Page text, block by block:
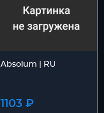
Absolum | RU
1103 ₽